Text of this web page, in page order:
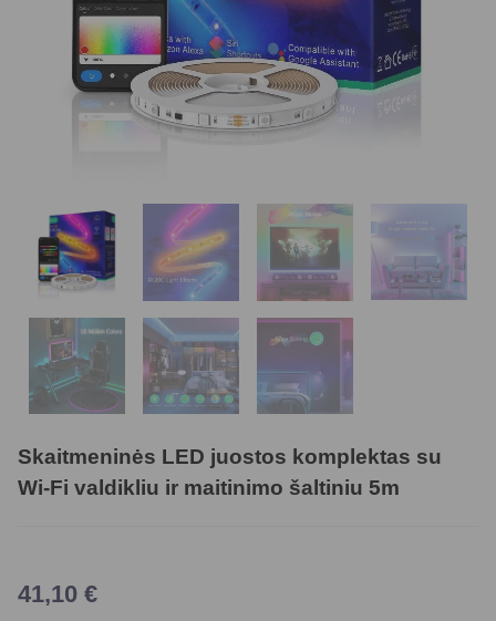
Skaitmeninės LED juostos komplektas su
Wi-Fi valdikliu ir maitinimo šaltiniu 5m
41,10 €